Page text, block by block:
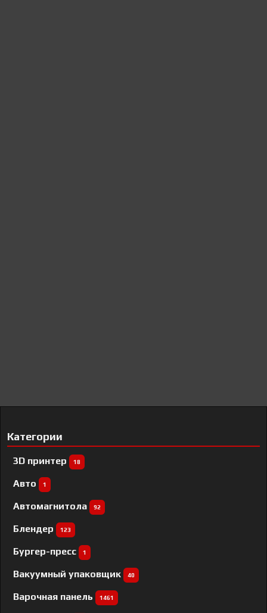
Категории
3D принтер 18
Авто 1
Автомагнитола 92
Блендер 123
Бургер-пресс 1
Вакуумный упаковщик 40
Варочная панель 1461